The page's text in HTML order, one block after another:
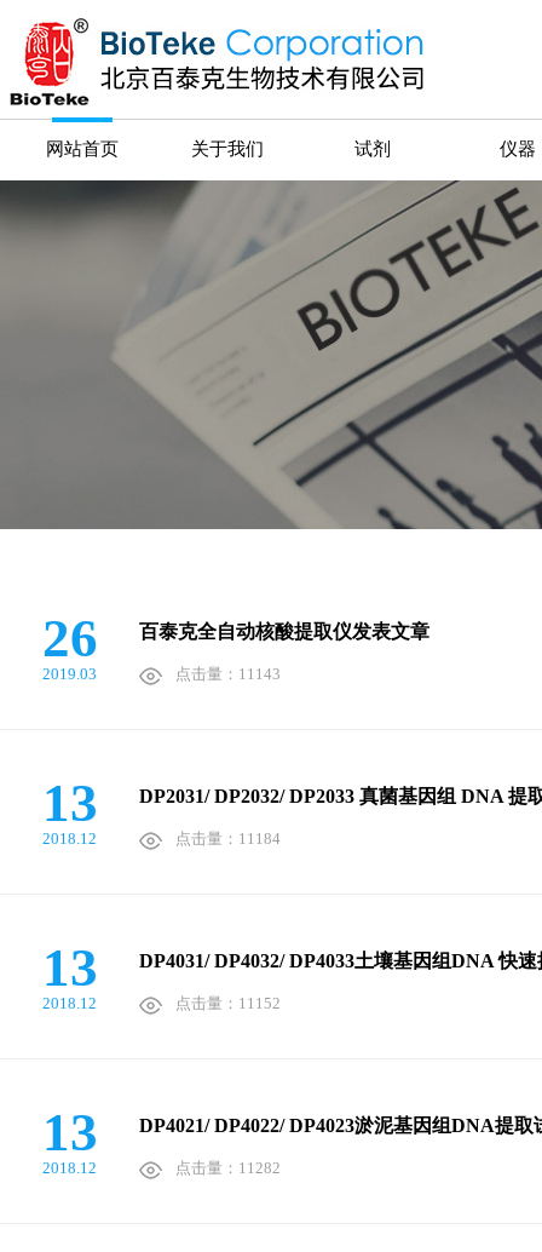
网站首页 关于我们 试剂 仪器
26
2019.03
百泰克全自动核酸提取仪发表文章
点击量：11143
13
2018.12
DP2031/ DP2032/ DP2033 真菌基因组 DNA
点击量：11184
13
2018.12
DP4031/ DP4032/ DP4033土壤基因组DNA 快
点击量：11152
13
2018.12
DP4021/ DP4022/ DP4023淤泥基因组DNA提
点击量：11282